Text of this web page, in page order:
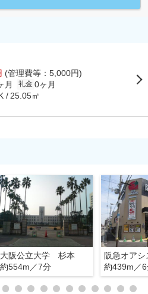
(管理費等：5,000円)
月 礼金 0ヶ月
25.05㎡
大阪公立大学 杉本
約554m／7分
約439m／